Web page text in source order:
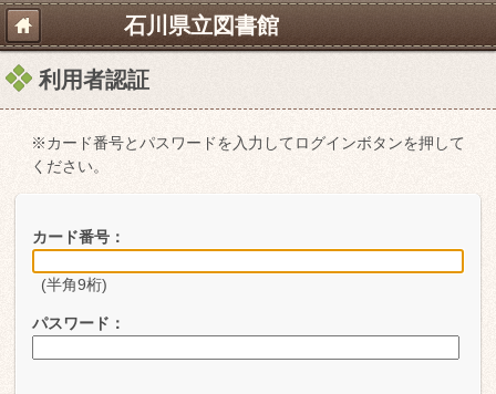
石川県立図書館
利用者認証
※カード番号とパスワードを入力してログインボタンを押して
ください。
カード番号：
(半角9桁)
パスワード：